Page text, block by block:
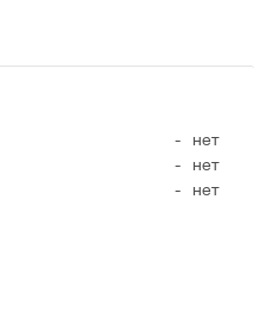
-
нет
-
нет
-
нет